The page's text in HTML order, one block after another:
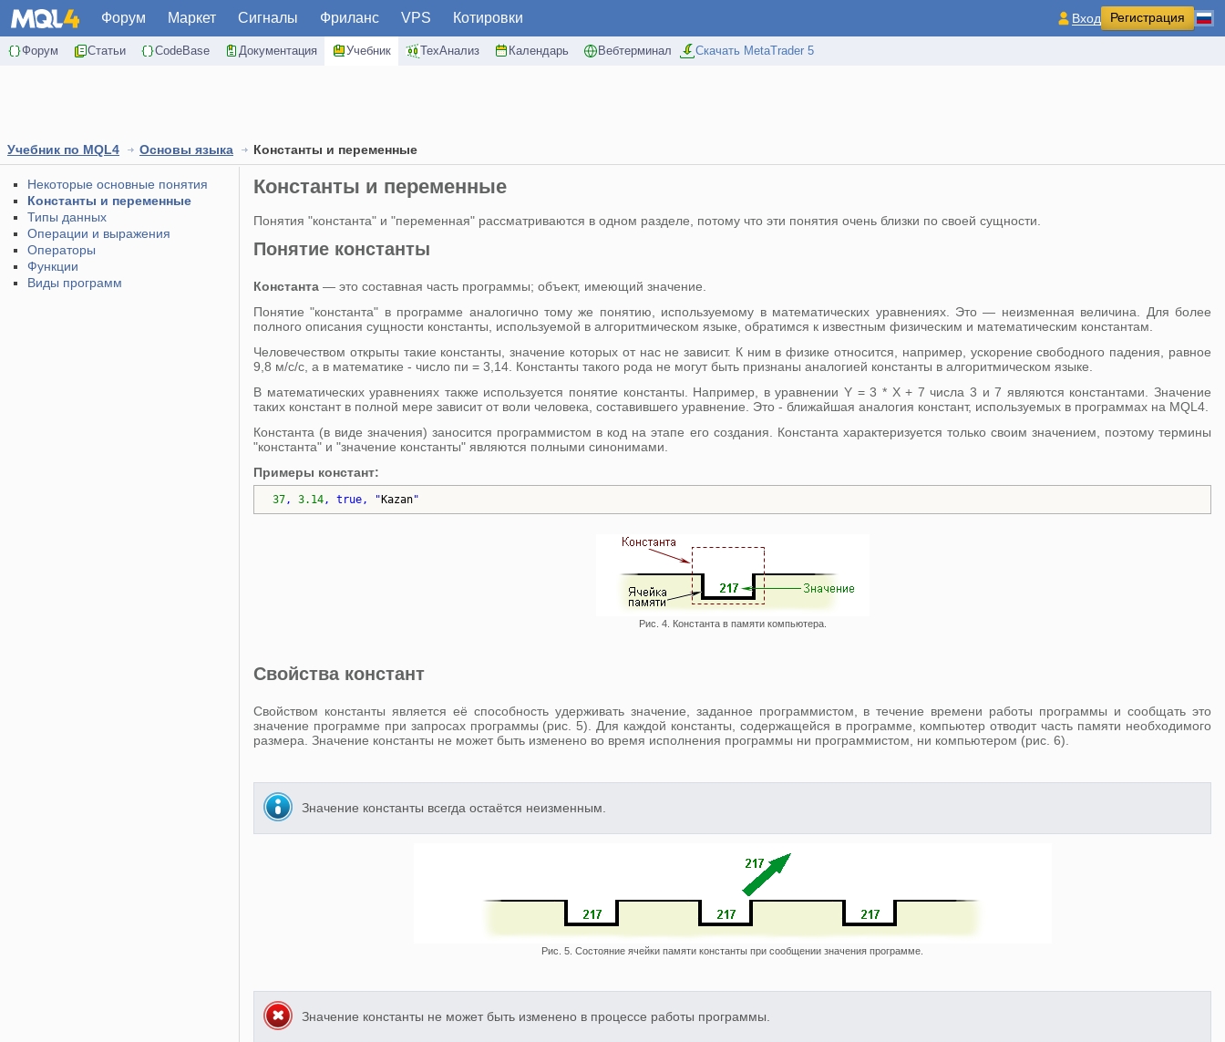
Форум Маркет Сигналы Фриланс VPS Котировки
Форум Статьи CodeBase Документация Учебник ТехАнализ Календарь Вебтерминал Скачать MetaTrader 5
Вход Регистрация
Учебник по MQL4 Основы языка Константы и переменные
Некоторые основные понятия
Константы и переменные
Типы данных
Операции и выражения
Операторы
Функции
Виды программ
Константы и переменные
Понятия "константа" и "переменная" рассматриваются в одном разделе, потому что эти понятия очень близки по своей сущности.
Понятие константы
Константа — это составная часть программы; объект, имеющий значение.
Понятие "константа" в программе аналогично тому же понятию, используемому в математических уравнениях. Это — неизменная величина. Для более
полного описания сущности константы, используемой в алгоритмическом языке, обратимся к известным физическим и математическим константам.
Человечеством открыты такие константы, значение которых от нас не зависит. К ним в физике относится, например, ускорение свободного падения, равное
9,8 м/с/с, а в математике - число пи = 3,14. Константы такого рода не могут быть признаны аналогией константы в алгоритмическом языке.
В математических уравнениях также используется понятие константы. Например, в уравнении Y = 3 * X + 7 числа 3 и 7 являются константами. Значение
таких констант в полной мере зависит от воли человека, составившего уравнение. Это - ближайшая аналогия констант, используемых в программах на MQL4.
Константа (в виде значения) заносится программистом в код на этапе его создания. Константа характеризуется только своим значением, поэтому термины
"константа" и "значение константы" являются полными синонимами.
Примеры констант:
37, 3.14, true, " Kazan"
Рис. 4. Константа в памяти компьютера.
Свойства констант
Свойством константы является её способность удерживать значение, заданное программистом, в течение времени работы программы и сообщать это
значение программе при запросах программы (рис. 5). Для каждой константы, содержащейся в программе, компьютер отводит часть памяти необходимого
размера. Значение константы не может быть изменено во время исполнения программы ни программистом, ни компьютером (рис. 6).
Значение константы всегда остаётся неизменным.
Рис. 5. Состояние ячейки памяти константы при сообщении значения программе.
Значение константы не может быть изменено в процессе работы программы.